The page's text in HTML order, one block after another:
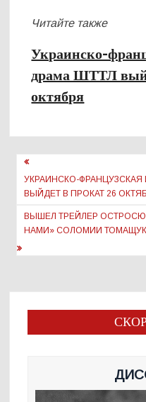
Читайте также
Украинско-
драма ШТТЛ
октября
Навигация
по
записям
УКРАИНСКО-
ВЫЙДЕТ В ПРОКАТ 26
ВЫШЕЛ ТРЕЙЛЕР
НАМИ» СОЛОМИИ ТОМАЩУК